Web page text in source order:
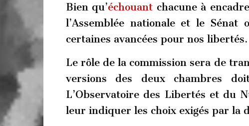
Bien qu’échouant chacune à
l’Assemblée nationale et le
certaines avancées pour nos libertés.
Le rôle de la commission sera de
versions des deux chambres
L’Observatoire des Libertés et du
leur indiquer les choix exigés par la